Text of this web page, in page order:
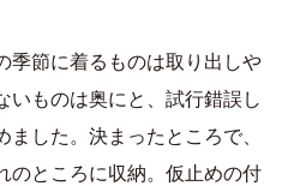
季節に着るものは取り出しや
いものは奥にと、試行錯誤し
した。決まったところで、
のところに収納。仮止めの付